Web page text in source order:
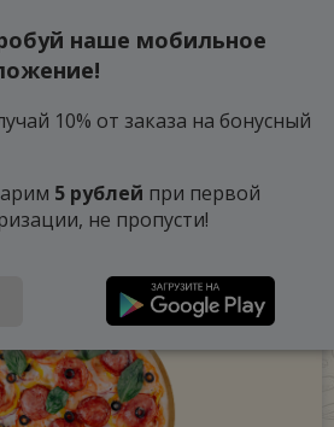
наше мобильное
10% от заказа на бонусный
5 рублей при первой
не пропусти!